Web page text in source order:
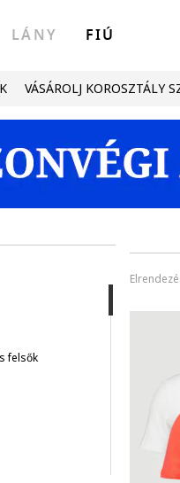
LÁNY FIÚ
VÁSÁROLJ KOROSZTÁLY
felsők